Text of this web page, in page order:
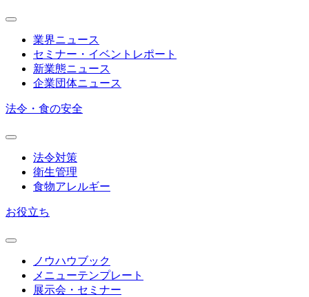
業界ニュース
セミナー・イベントレポート
新業態ニュース
企業団体ニュース
法令・食の安全
法令対策
衛生管理
食物アレルギー
お役立ち
ノウハウブック
メニューテンプレート
展示会・セミナー